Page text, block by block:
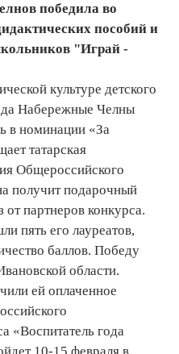
победила во
пособий и
"Играй -
культуре детского
Набережные Челны
в номинации «За
татарская
Общероссийского
получит подарочный
партнеров конкурса.
пять его лауреатов,
баллов. Победу
области.
ей оплаченное
«Воспитатель года